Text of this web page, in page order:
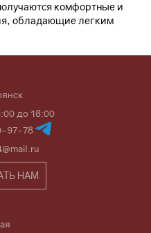
комфортные и
обладающие легким
до 18:00
97-78
НАМ